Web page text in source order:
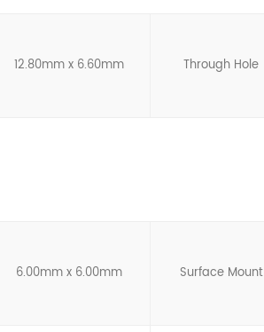
12.80mm x 6.60mm Through Hole
6.00mm x 6.00mm Surface Mount